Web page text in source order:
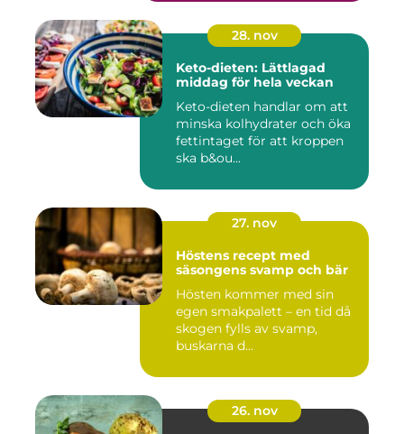
28. nov
Keto-dieten: Lättlagad
middag för hela veckan
Keto-dieten handlar om att
minska kolhydrater och öka
fettintaget för att kroppen
ska b&ou...
27. nov
Höstens recept med
säsongens svamp och bär
Hösten kommer med sin
egen smakpalett – en tid då
skogen fylls av svamp,
buskarna d...
26. nov